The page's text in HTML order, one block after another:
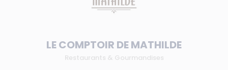
LE COMPTOIR DE MATHILDE
Restaurants & Gourmandises